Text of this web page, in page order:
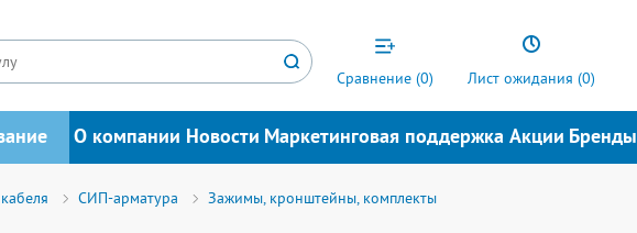
Сравнение (0) Лист ожидания (0)
О компании Новости Маркетинговая поддержка Акции Бренды
СИП-арматура
Зажимы, кронштейны, комплекты